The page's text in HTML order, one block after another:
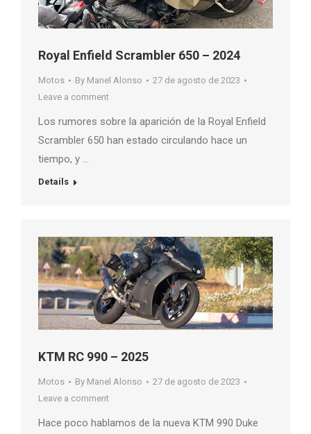
Royal Enfield Scrambler 650 – 2024
Motos By Manel Alonso
27 de agosto de 2023
Leave a comment
Los rumores sobre la aparición de la Royal Enfield
Scrambler 650 han estado circulando hace un
tiempo, y …
Details
KTM RC 990 – 2025
Motos By Manel Alonso
27 de agosto de 2023
Leave a comment
Hace poco hablamos de la nueva KTM 990 Duke